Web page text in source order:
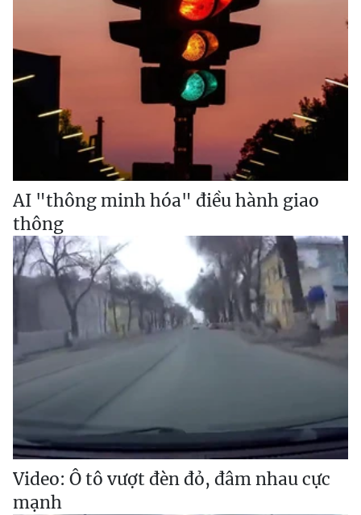
AI "thông minh hóa" điều hành giao
thông
Video: Ô tô vượt đèn đỏ, đâm nhau cực
mạnh